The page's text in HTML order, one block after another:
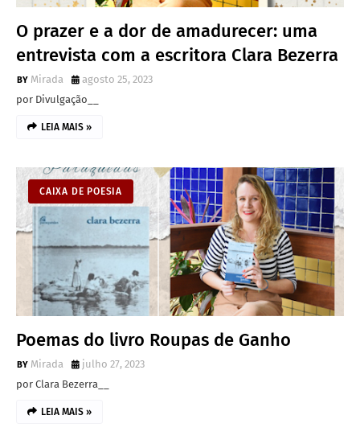
O prazer e a dor de amadurecer: uma
entrevista com a escritora Clara Bezerra
Mirada
agosto 25, 2023
por Divulgação__
LEIA MAIS »
CAIXA DE POESIA
Poemas do livro Roupas de Ganho
Mirada
julho 27, 2023
por Clara Bezerra__
LEIA MAIS »